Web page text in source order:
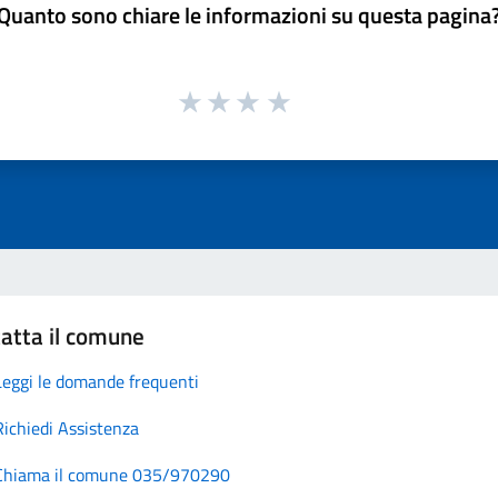
sono chiare le informazioni su questa
il comune
le domande frequenti
Assistenza
il comune 035/970290